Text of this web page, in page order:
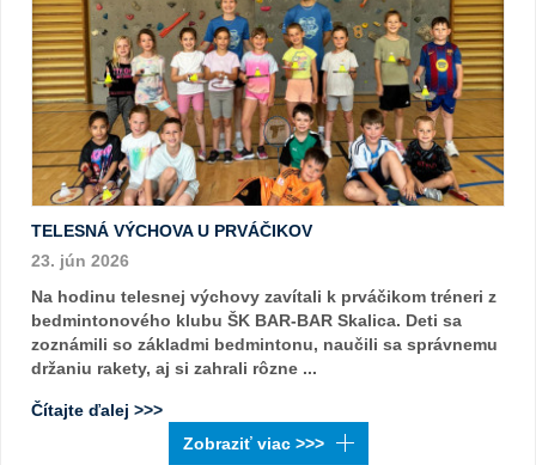
TELESNÁ VÝCHOVA U PRVÁČIKOV
23. jún 2026
Na hodinu telesnej výchovy zavítali k prváčikom tréneri z
bedmintonového klubu ŠK BAR-BAR Skalica. Deti sa
zoznámili so základmi bedmintonu, naučili sa správnemu
držaniu rakety, aj si zahrali rôzne ...
Čítajte ďalej >>>